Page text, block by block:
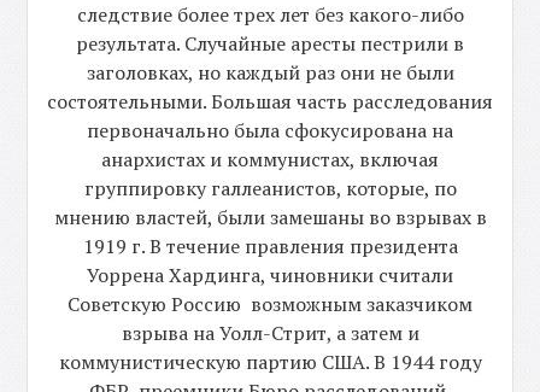
следствие более трех лет без какого-либо
результата. Случайные аресты пестрили в
заголовках, но каждый раз они не были
состоятельными. Большая часть расследования
первоначально была сфокусирована на
анархистах и коммунистах, включая
группировку галлеанистов, которые, по
мнению властей, были замешаны во взрывах в
1919 г. В течение правления президента
Уоррена Хардинга, чиновники считали
Советскую Россию возможным заказчиком
взрыва на Уолл-Стрит, а затем и
коммунистическую партию США. В 1944 году